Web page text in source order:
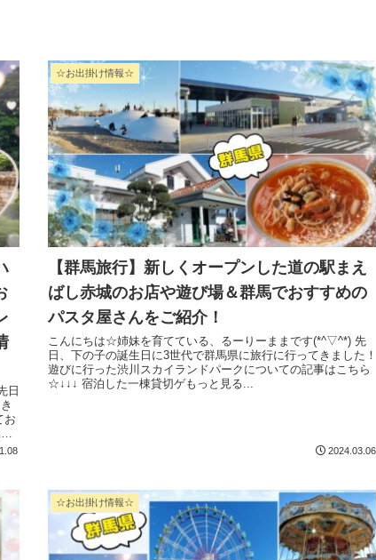
☆お出掛け情報☆
【群馬旅行】新しくオープンした道の駅まえ
ばし赤城のお店や遊び場＆群馬でおすすめの
パスタ屋さんをご紹介！
こんにちは☆姉妹を育てている、るーりーままです(*^▽^*) 先
日、下の子の誕生日に3世代で群馬県に旅行に行ってきました！
遊びに行った渋川スカイランドパークについての記事はこちら
☆↓↓↓ 宿泊した一棟貸切ゲもっと見る...
2024.03.06
☆お出掛け情報☆